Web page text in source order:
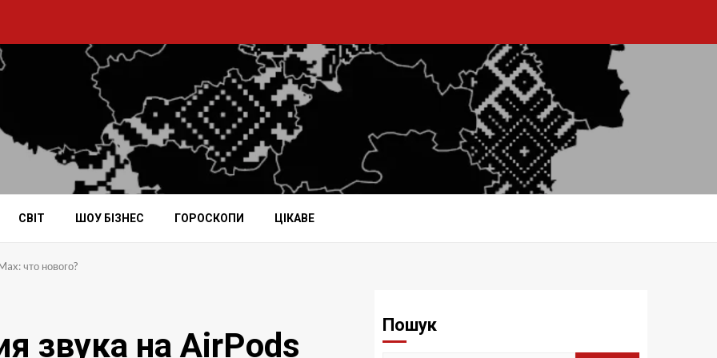
СВІТ ШОУ БІЗНЕС ГОРОСКОПИ ЦІКАВЕ
что нового?
звука на AirPods
Пошук